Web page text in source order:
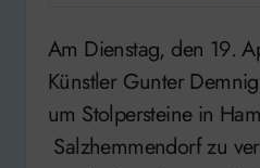
Am Dienstag, den 19. April. kommt der
Künstler Gunter
um Stolpersteine in
Salzhemmendorf zu